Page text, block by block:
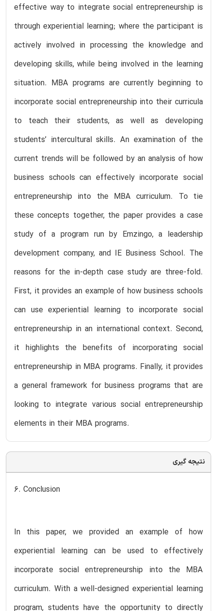
effective way to integrate social entrepreneurship is
through experiential learning; where the participant is
actively involved in processing the knowledge and
developing skills, while being involved in the learning
situation. MBA programs are currently beginning to
incorporate social entrepreneurship into their curricula
to teach their students, as well as developing
students’ intercultural skills. An examination of the
current trends will be followed by an analysis of how
business schools can effectively incorporate social
entrepreneurship into the MBA curriculum. To tie
these concepts together, the paper provides a case
study of a program run by Emzingo, a leadership
development company, and IE Business School. The
reasons for the in-depth case study are three-fold.
First, it provides an example of how business schools
can use experiential learning to incorporate social
entrepreneurship in an international context. Second,
it highlights the benefits of incorporating social
entrepreneurship in MBA programs. Finally, it provides
a general framework for business programs that are
looking to integrate various social entrepreneurship
elements in their MBA programs.
نتیجه گیری
6. Conclusion
In this paper, we provided an example of how
experiential learning can be used to effectively
incorporate social entrepreneurship into the MBA
curriculum. With a well-designed experiential learning
program, students have the opportunity to directly